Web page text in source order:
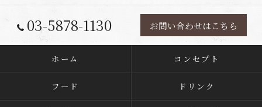
03-5878-1130 お問い合わせはこちら
ホーム コンセプト
フード ドリンク